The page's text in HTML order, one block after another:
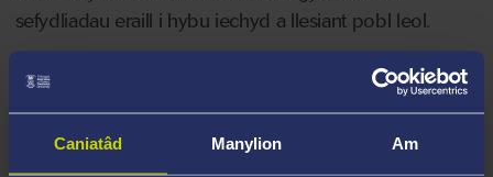
Caniatâd Manylion Am
sefydliadau eraill i hybu iechyd a llesiant pobl leol.
Dywedodd Karen Jones:
Memorandwm Cyd-ddealltwriaeth yn gyfle i
gadarnhau’r hyn sydd eisoes yn berthynas dda rhwng y